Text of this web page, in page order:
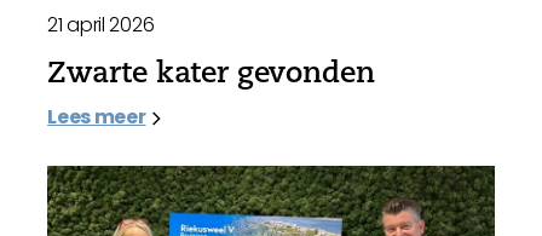
21 april 2026
Zwarte kater gevonden
Lees meer